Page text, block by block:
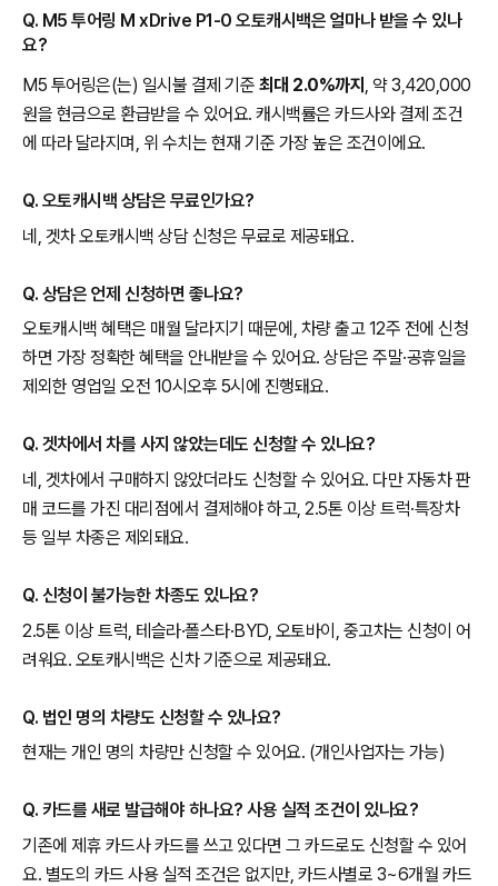
Q. M5 투어링 M xDrive P1-0 오토캐시백은 얼마나 받을 수 있나
요?
M5 투어링은(는) 일시불 결제 기준 최대 2.0%까지 , 약 3,420,000
원을 현금으로 환급받을 수 있어요. 캐시백률은 카드사와 결제 조건
에 따라 달라지며, 위 수치는 현재 기준 가장 높은 조건이에요.
Q. 오토캐시백 상담은 무료인가요?
네, 겟차 오토캐시백 상담 신청은 무료로 제공돼요.
Q. 상담은 언제 신청하면 좋나요?
오토캐시백 혜택은 매월 달라지기 때문에, 차량 출고 12주 전에 신청
하면 가장 정확한 혜택을 안내받을 수 있어요. 상담은 주말·공휴일을
제외한 영업일 오전 10시오후 5시에 진행돼요.
Q. 겟차에서 차를 사지 않았는데도 신청할 수 있나요?
네, 겟차에서 구매하지 않았더라도 신청할 수 있어요. 다만 자동차 판
매 코드를 가진 대리점에서 결제해야 하고, 2.5톤 이상 트럭·특장차
등 일부 차종은 제외돼요.
Q. 신청이 불가능한 차종도 있나요?
2.5톤 이상 트럭, 테슬라·폴스타·BYD, 오토바이, 중고차는 신청이 어
려워요. 오토캐시백은 신차 기준으로 제공돼요.
Q. 법인 명의 차량도 신청할 수 있나요?
현재는 개인 명의 차량만 신청할 수 있어요. (개인사업자는 가능)
Q. 카드를 새로 발급해야 하나요? 사용 실적 조건이 있나요?
기존에 제휴 카드사 카드를 쓰고 있다면 그 카드로도 신청할 수 있어
요. 별도의 카드 사용 실적 조건은 없지만, 카드사별로 3~6개월 카드